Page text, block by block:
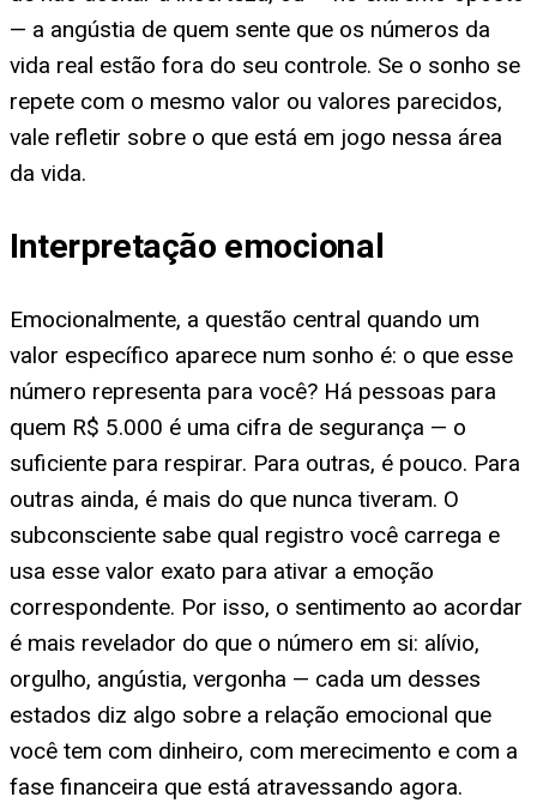
— a angústia de quem sente que os números da
vida real estão fora do seu controle. Se o sonho se
repete com o mesmo valor ou valores parecidos,
vale refletir sobre o que está em jogo nessa área
da vida.
Interpretação emocional
Emocionalmente, a questão central quando um
valor específico aparece num sonho é: o que esse
número representa para você? Há pessoas para
quem R$ 5.000 é uma cifra de segurança — o
suficiente para respirar. Para outras, é pouco. Para
outras ainda, é mais do que nunca tiveram. O
subconsciente sabe qual registro você carrega e
usa esse valor exato para ativar a emoção
correspondente. Por isso, o sentimento ao acordar
é mais revelador do que o número em si: alívio,
orgulho, angústia, vergonha — cada um desses
estados diz algo sobre a relação emocional que
você tem com dinheiro, com merecimento e com a
fase financeira que está atravessando agora.